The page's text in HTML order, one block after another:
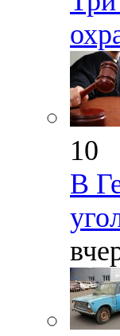
10
В